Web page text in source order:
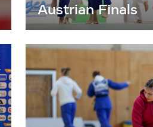
Austrian Finals